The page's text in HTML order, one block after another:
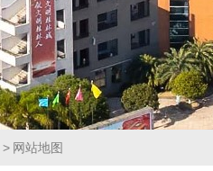
> 网站地图